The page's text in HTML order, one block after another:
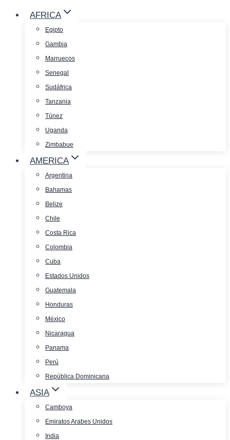
AFRICA
Egipto
Gambia
Marruecos
Senegal
Sudáfrica
Tanzania
Túnez
Uganda
Zimbabue
AMERICA
Argentina
Bahamas
Belize
Chile
Costa Rica
Colombia
Cuba
Estados Unidos
Guatemala
Honduras
México
Nicaragua
Panama
Perú
República Dominicana
ASIA
Camboya
Emiratos Arabes Unidos
India